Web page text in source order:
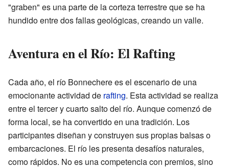
"graben" es una parte de la corteza terrestre que se ha
hundido entre dos fallas geológicas, creando un valle.
Aventura en el Río: El Rafting
Cada año, el río Bonnechere es el escenario de una
emocionante actividad de rafting. Esta actividad se realiza
entre el tercer y cuarto salto del río. Aunque comenzó de
forma local, se ha convertido en una tradición. Los
participantes diseñan y construyen sus propias balsas o
embarcaciones. El río les presenta desafíos naturales,
como rápidos. No es una competencia con premios, sino